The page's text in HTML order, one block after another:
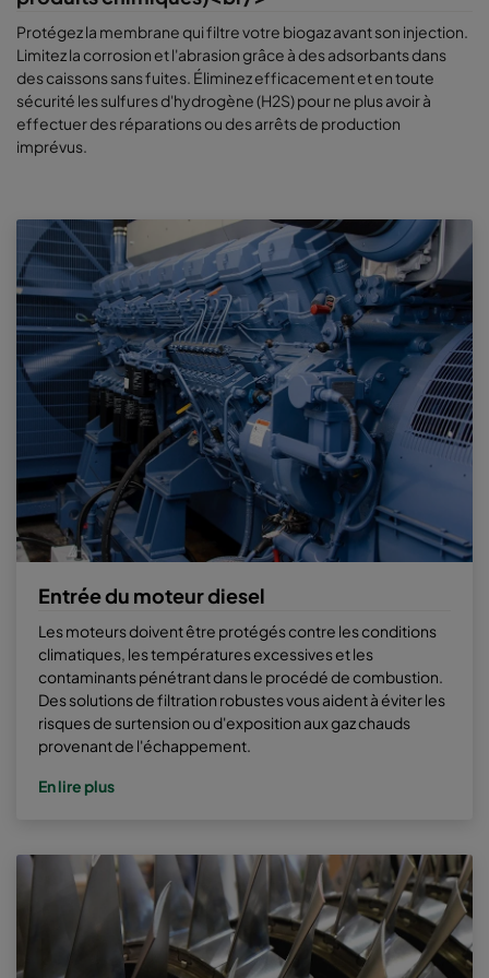
Protégez la membrane qui filtre votre biogaz avant son injection.
Limitez la corrosion et l'abrasion grâce à des adsorbants dans
des caissons sans fuites. Éliminez efficacement et en toute
sécurité les sulfures d'hydrogène (H2S) pour ne plus avoir à
effectuer des réparations ou des arrêts de production
imprévus.
Entrée du moteur diesel
Les moteurs doivent être protégés contre les conditions
climatiques, les températures excessives et les
contaminants pénétrant dans le procédé de combustion.
Des solutions de filtration robustes vous aident à éviter les
risques de surtension ou d'exposition aux gaz chauds
provenant de l'échappement.
En lire plus